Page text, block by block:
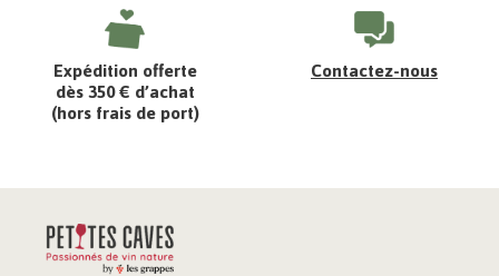
Expédition offerte
dès 350 € d’achat
(hors frais de port)
Contactez-nous